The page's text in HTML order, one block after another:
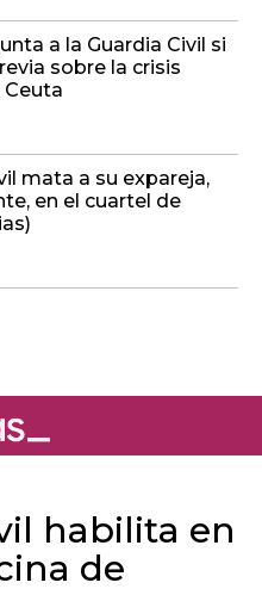
a la Guardia Civil si
sobre la crisis
mata a su expareja,
en el cuartel de
habilita en
de